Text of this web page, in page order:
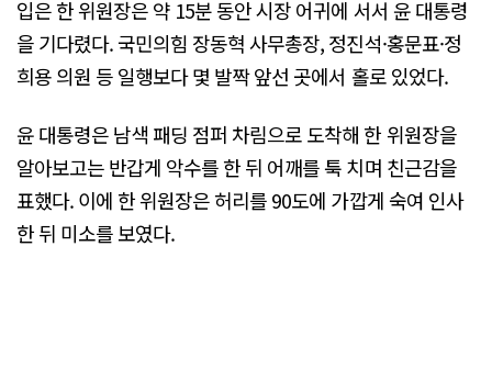
입은 한 위원장은 약 15분 동안 시장 어귀에 서서 윤 대통령
을 기다렸다. 국민의힘 장동혁 사무총장, 정진석·홍문표·정
희용 의원 등 일행보다 몇 발짝 앞선 곳에서 홀로 있었다.
윤 대통령은 남색 패딩 점퍼 차림으로 도착해 한 위원장을
알아보고는 반갑게 악수를 한 뒤 어깨를 툭 치며 친근감을
표했다. 이에 한 위원장은 허리를 90도에 가깝게 숙여 인사
한 뒤 미소를 보였다.